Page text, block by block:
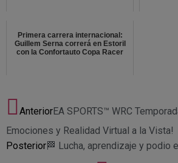
Primera carrera internacional:
Guillem Serna correrá en Estoril
con la Confortauto Copa Racer
AnteriorEA SPORTS™ WRC
Emociones y Realidad Virtual a la Vista!
Posterior🏁 Lucha, aprendizaje y podio